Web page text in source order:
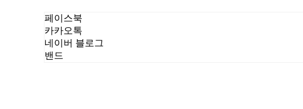
페이스북
카카오톡
네이버 블로그
밴드